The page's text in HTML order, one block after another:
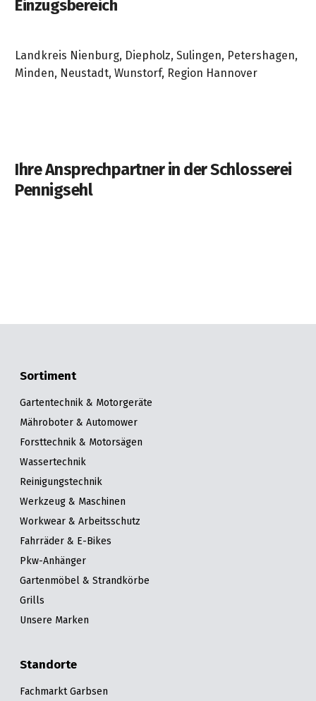
Einzugsbereich
Landkreis Nienburg, Diepholz, Sulingen, Petershagen,
Minden, Neustadt, Wunstorf, Region Hannover
Ihre Ansprechpartner in der Schlosserei
Pennigsehl
Sortiment
Gartentechnik & Motorgeräte
Mähroboter & Automower
Forsttechnik & Motorsägen
Wassertechnik
Reinigungstechnik
Werkzeug & Maschinen
Workwear & Arbeitsschutz
Fahrräder & E-Bikes
Pkw-Anhänger
Gartenmöbel & Strandkörbe
Grills
Unsere Marken
Standorte
Fachmarkt Garbsen